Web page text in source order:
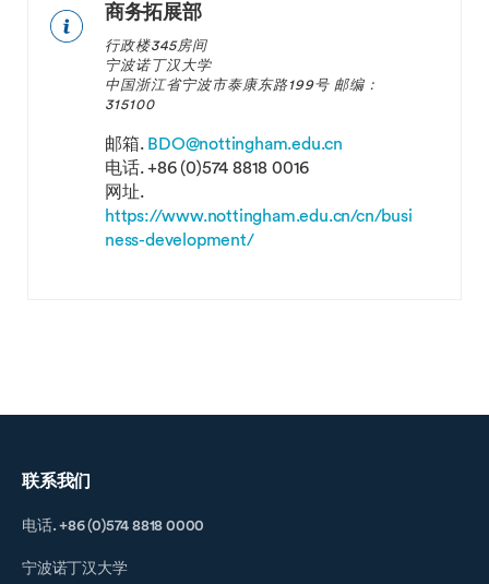
商务拓展部
行政楼345房间
宁波诺丁汉大学
中国浙江省宁波市泰康东路199号 邮编：
315100
邮箱. BDO@nottingham.edu.cn
电话.+86 (0)574 8818 0016
网址.
https://www.nottingham.edu.cn/cn/busi
ness-development/
联系我们
电话. +86 (0)574 8818 0000
宁波诺丁汉大学